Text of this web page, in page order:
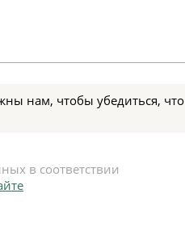
нам, чтобы убедиться, что
в соответствии